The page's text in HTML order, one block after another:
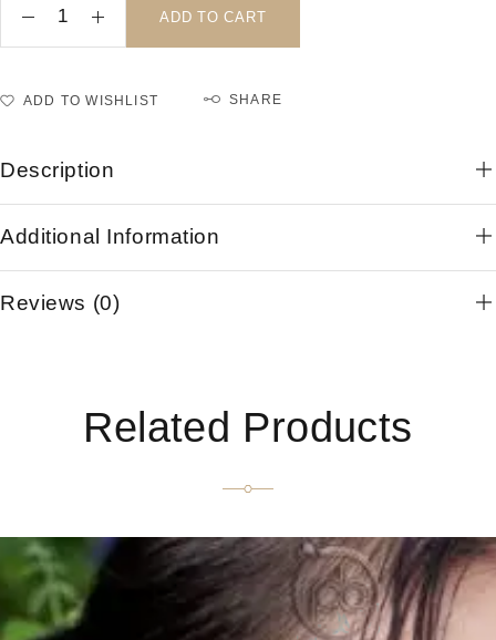
ADD TO CART
ADD TO WISHLIST SHARE
Description
Additional Information
Reviews (0)
Related Products